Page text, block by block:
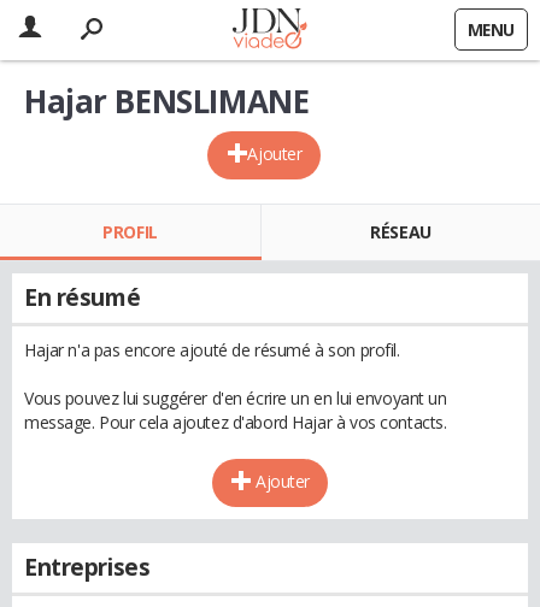
MENU
Ajouter
Hajar BENSLIMANE
PROFIL RÉSEAU
En résumé
Hajar n'a pas encore ajouté de résumé à son profil.
Vous pouvez lui suggérer d'en écrire un en lui envoyant un
message. Pour cela ajoutez d'abord Hajar à vos contacts.
Ajouter
Entreprises